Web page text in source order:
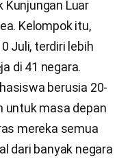
Kunjungan Luar
Kelompok itu,
Juli, terdiri lebih
di 41 negara.
berusia 20-
untuk masa depan
mereka semua
dari banyak negara